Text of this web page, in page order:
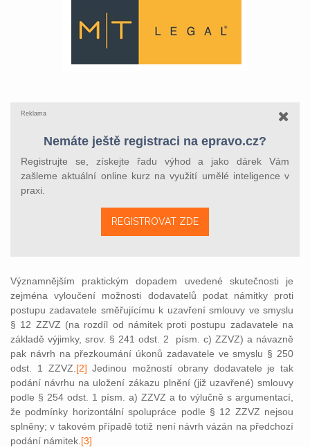
Reklama
Nemáte ještě registraci na epravo.cz?
Registrujte se, získejte řadu výhod a jako dárek Vám
zašleme aktuální online kurz na využití umělé inteligence v
praxi.
REGISTROVAT ZDE
Významnějším praktickým dopadem uvedené skutečnosti je
zejména vyloučení možnosti dodavatelů podat námitky proti
postupu zadavatele směřujícímu k uzavření smlouvy ve smyslu
§ 12 ZZVZ (na rozdíl od námitek proti postupu zadavatele na
základě výjimky, srov. § 241 odst. 2 písm. c) ZZVZ) a návazně
pak návrh na přezkoumání úkonů zadavatele ve smyslu § 250
odst. 1 ZZVZ. [2] Jedinou možností obrany dodavatele je tak
podání návrhu na uložení zákazu plnění (již uzavřené) smlouvy
podle § 254 odst. 1 písm. a) ZZVZ a to výlučně s argumentací,
že podmínky horizontální spolupráce podle § 12 ZZVZ nejsou
splněny; v takovém případě totiž není návrh vázán na předchozí
podání námitek. [3]